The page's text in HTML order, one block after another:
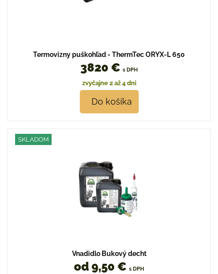
Termovizny puškohľad - ThermTec ORYX-L 650
3820 € s DPH
zvyčajne 2 až 4 dni
Do košíka
SKLADOM
Vnadidlo Bukový decht
od 9,50 € s DPH